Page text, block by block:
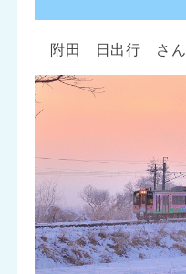
附田 日出行 さん